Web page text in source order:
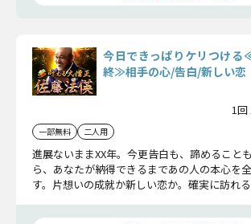
今日できっぱりケリつけ
終≫相手の心/告白/新しい恋
1回
一部無料 二人用
進展ないままXX年。今更告白も、諦めること
ら、あなたが納得できるまであの人の本心を
す。片想いの成就か新しい恋か。確実に訪れ